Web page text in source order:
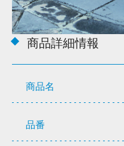
商品詳細情報
商品名
品番